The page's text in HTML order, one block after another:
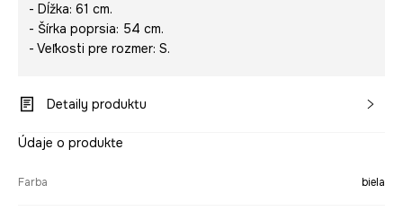
- Dĺžka: 61 cm.
- Šírka poprsia: 54 cm.
- Veľkosti pre rozmer: S.
Detaily produktu
Údaje o produkte
Farba biela